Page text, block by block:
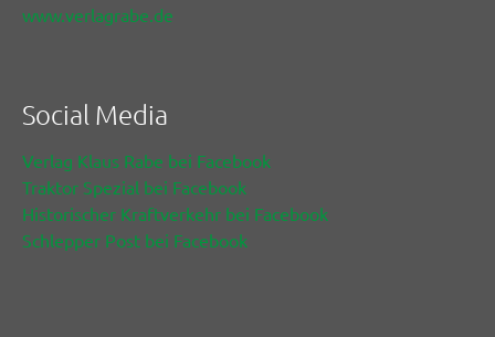
www.verlagrabe.de
Social Media
Verlag Klaus Rabe bei Facebook
Traktor Spezial bei Facebook
Historischer Kraftverkehr bei Facebook
Schlepper Post bei Facebook